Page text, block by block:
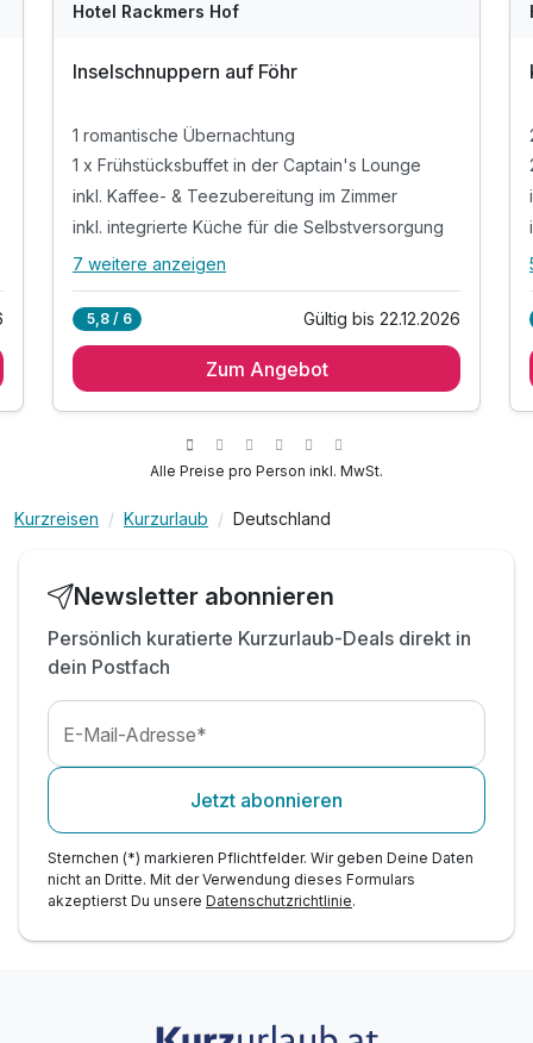
Hotel Rackmers Hof
Inselschnuppern auf Föhr
1 romantische Übernachtung
1 x Frühstücksbuffet in der Captain's Lounge
inkl. Kaffee- & Teezubereitung im Zimmer
inkl. integrierte Küche für die Selbstversorgung
Alle Inklusivleistungen
1 x Frühstücksbuffet in der Captain's Lounge
inkl. Eintritt in den Wellnessbereich
inkl. Leihbademantel & Saunatuch
mit Laufband, Ergometer & Crosstrainer
inkl. Parkplatz
7 weitere anzeigen
5,8 / 6 Gültig bis 22.12.2026
Zum Angebot
Alle Preise pro Person inkl. MwSt.
Kurzreisen Kurzurlaub Deutschland
Newsletter abonnieren
Persönlich kuratierte Kurzurlaub-Deals direkt in
dein Postfach
E-Mail-Adresse*
Jetzt abonnieren
Sternchen (*) markieren Pflichtfelder. Wir geben Deine Daten
nicht an Dritte. Mit der Verwendung dieses Formulars
akzeptierst Du unsere Datenschutzrichtlinie.